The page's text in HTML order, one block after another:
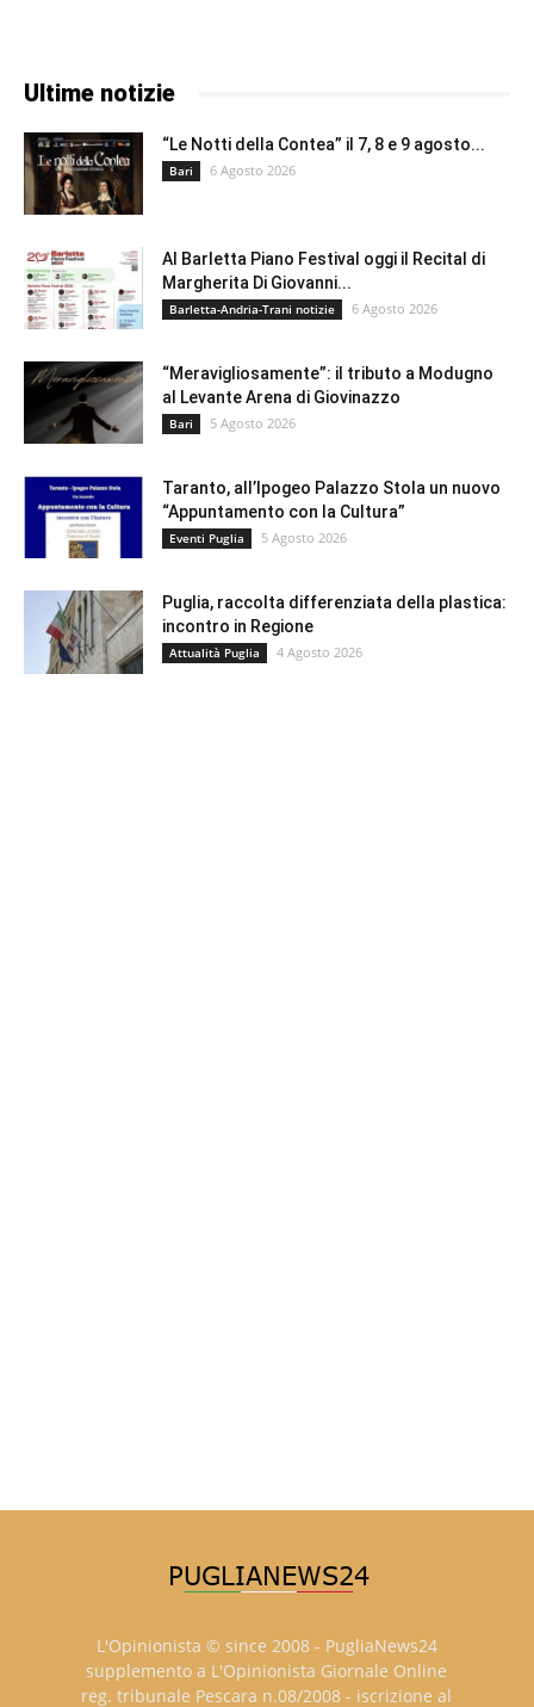
Ultime notizie
“Le Notti della Contea” il 7, 8 e 9 agosto...
Bari 6 Agosto 2026
Al Barletta Piano Festival oggi il Recital di
Margherita Di Giovanni...
Barletta-Andria-Trani notizie 6 Agosto 2026
“Meravigliosamente”: il tributo a Modugno
al Levante Arena di Giovinazzo
Bari 5 Agosto 2026
Taranto, all’Ipogeo Palazzo Stola un nuovo
“Appuntamento con la Cultura”
Eventi Puglia 5 Agosto 2026
Puglia, raccolta differenziata della plastica:
incontro in Regione
Attualità Puglia 4 Agosto 2026
L'Opinionista © since 2008 - PugliaNews24
supplemento a L'Opinionista Giornale Online
reg. tribunale Pescara n.08/2008 - iscrizione al